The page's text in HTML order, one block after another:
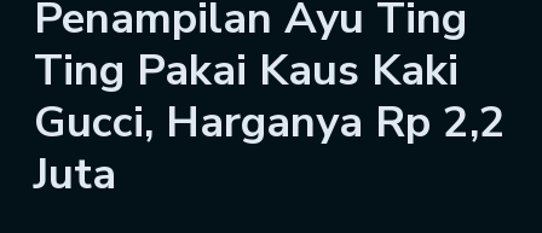
Penampilan Ayu Ting
Ting Pakai Kaus Kaki
Gucci, Harganya Rp 2,2
Juta